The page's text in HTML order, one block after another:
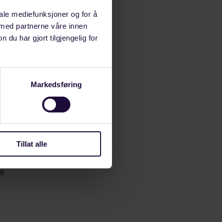
mediefunksjoner og for å
partnerne våre innen
du har gjort tilgjengelig for
Markedsføring
Tillat alle
vegvesen,
knyttet til et